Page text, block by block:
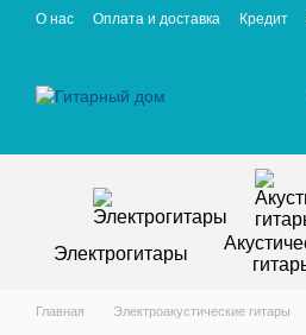
Перейти к основному контенту
О нас Оплата и доставка Кредит
Электрогитары
Главная Электроакустические гитары